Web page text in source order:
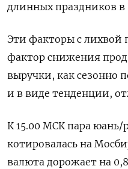
длинных праздников в
Эти факторы с лихвой
фактор снижения
выручки, как сезонно
и в виде тенденции,
К 15.00 МСК пара юань/
котировалась на
валюта дорожает на